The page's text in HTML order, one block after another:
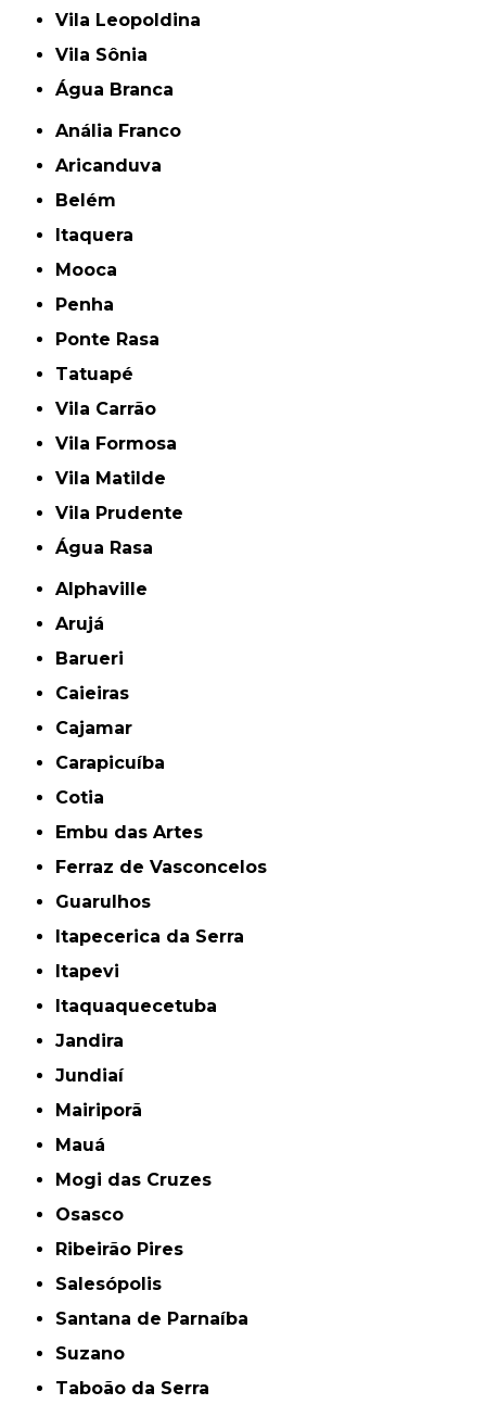
Vila Leopoldina
Vila Sônia
Água Branca
Anália Franco
Aricanduva
Belém
Itaquera
Mooca
Penha
Ponte Rasa
Tatuapé
Vila Carrão
Vila Formosa
Vila Matilde
Vila Prudente
Água Rasa
Alphaville
Arujá
Barueri
Caieiras
Cajamar
Carapicuíba
Cotia
Embu das Artes
Ferraz de Vasconcelos
Guarulhos
Itapecerica da Serra
Itapevi
Itaquaquecetuba
Jandira
Jundiaí
Mairiporã
Mauá
Mogi das Cruzes
Osasco
Ribeirão Pires
Salesópolis
Santana de Parnaíba
Suzano
Taboão da Serra